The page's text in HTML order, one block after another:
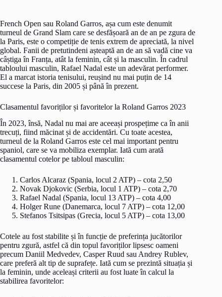
French Open sau Roland Garros, așa cum este denumit
turneul de Grand Slam care se desfășoară an de an pe zgura de
la Paris, este o competiție de tenis extrem de apreciată, la nivel
global. Fanii de pretutindeni așteaptă an de an să vadă cine va
câștiga în Franța, atât la feminin, cât și la masculin. În cadrul
tabloului masculin, Rafael Nadal este un adevărat performer.
El a marcat istoria tenisului, reușind nu mai puțin de 14
succese la Paris, din 2005 și până în prezent.
Clasamentul favoriților și favoritelor la Roland Garros 2023
În 2023, însă, Nadal nu mai are aceeași prospețime ca în anii
trecuți, fiind măcinat și de accidentări. Cu toate acestea,
turneul de la Roland Garros este cel mai important pentru
spaniol, care se va mobiliza exemplar. Iată cum arată
clasamentul cotelor pe tabloul masculin:
Carlos Alcaraz (Spania, locul 2 ATP) – cota 2,50
Novak Djokovic (Serbia, locul 1 ATP) – cota 2,70
Rafael Nadal (Spania, locul 13 ATP) – cota 4,00
Holger Rune (Danemarca, locul 7 ATP) – cota 12,00
Stefanos Tsitsipas (Grecia, locul 5 ATP) – cota 13,00
Cotele au fost stabilite și în funcție de preferința jucătorilor
pentru zgură, astfel că din topul favoriților lipsesc oameni
precum Daniil Medvedev, Casper Ruud sau Andrey Rublev,
care preferă alt tip de suprafețe. Iată cum se prezintă situația și
la feminin, unde aceleași criterii au fost luate în calcul la
stabilirea favoritelor: